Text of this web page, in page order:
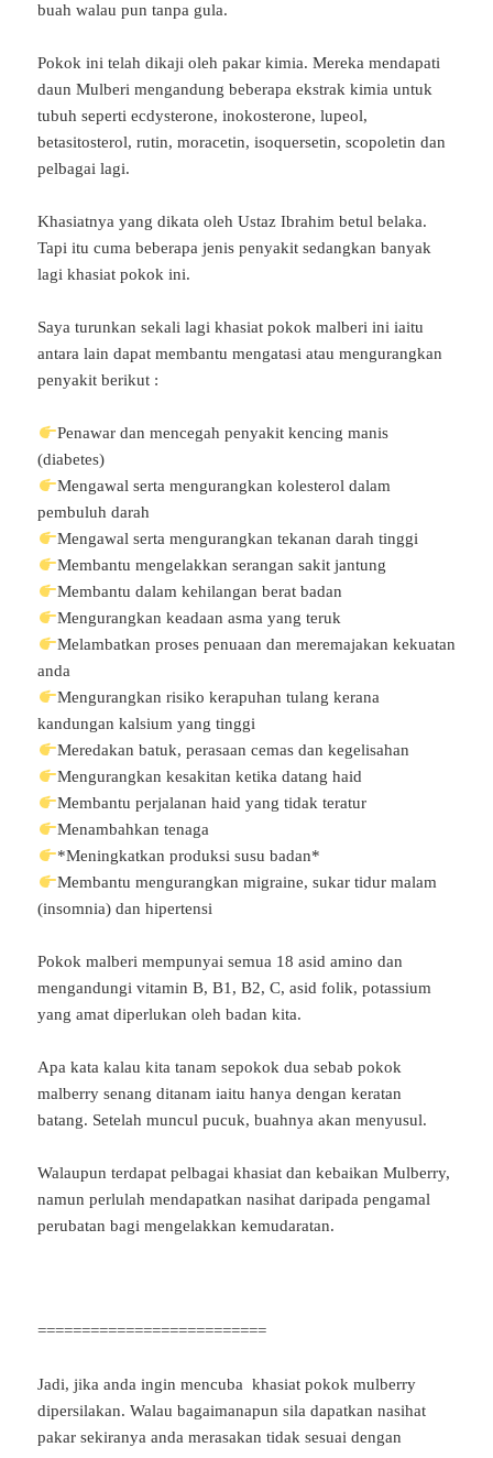
buah walau pun tanpa gula.
Pokok ini telah dikaji oleh pakar kimia. Mereka mendapati
daun Mulberi mengandung beberapa ekstrak kimia untuk
tubuh seperti ecdysterone, inokosterone, lupeol,
betasitosterol, rutin, moracetin, isoquersetin, scopoletin dan
pelbagai lagi.
Khasiatnya yang dikata oleh Ustaz Ibrahim betul belaka.
Tapi itu cuma beberapa jenis penyakit sedangkan banyak
lagi khasiat pokok ini.
Saya turunkan sekali lagi khasiat pokok malberi ini iaitu
antara lain dapat membantu mengatasi atau mengurangkan
penyakit berikut :
Penawar dan mencegah penyakit kencing manis
(diabetes)
Mengawal serta mengurangkan kolesterol dalam
pembuluh darah
Mengawal serta mengurangkan tekanan darah tinggi
Membantu mengelakkan serangan sakit jantung
Membantu dalam kehilangan berat badan
Mengurangkan keadaan asma yang teruk
Melambatkan proses penuaan dan meremajakan kekuatan
anda
Mengurangkan risiko kerapuhan tulang kerana
kandungan kalsium yang tinggi
Meredakan batuk, perasaan cemas dan kegelisahan
Mengurangkan kesakitan ketika datang haid
Membantu perjalanan haid yang tidak teratur
Menambahkan tenaga
*Meningkatkan produksi susu badan*
Membantu mengurangkan migraine, sukar tidur malam
(insomnia) dan hipertensi
Pokok malberi mempunyai semua 18 asid amino dan
mengandungi vitamin B, B1, B2, C, asid folik, potassium
yang amat diperlukan oleh badan kita.
Apa kata kalau kita tanam sepokok dua sebab pokok
malberry senang ditanam iaitu hanya dengan keratan
batang. Setelah muncul pucuk, buahnya akan menyusul.
Walaupun terdapat pelbagai khasiat dan kebaikan Mulberry,
namun perlulah mendapatkan nasihat daripada pengamal
perubatan bagi mengelakkan kemudaratan.
==========================
Jadi, jika anda ingin mencuba khasiat pokok mulberry
dipersilakan. Walau bagaimanapun sila dapatkan nasihat
pakar sekiranya anda merasakan tidak sesuai dengan